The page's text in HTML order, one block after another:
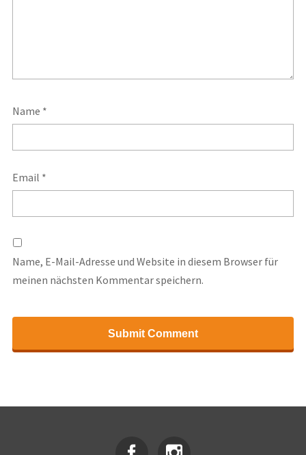
Name *
Email *
Name, E-Mail-Adresse und Website in diesem Browser für
meinen nächsten Kommentar speichern.